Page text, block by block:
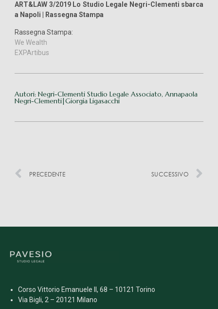
ART&LAW 3/2019 Lo Studio Legale Negri-Clementi sbarca
a Napoli | Rassegna Stampa
Rassegna Stampa:
We Wealth
EXPArtibus
Autori: Negri-Clementi Studio Legale Associato, Annapaola
Negri-Clementi|Giorgia Ligasacchi
PRECEDENTE SUCCESSIVO
Corso Vittorio Emanuele II, 68 – 10121 Torino
Via Bigli, 2 – 20121 Milano